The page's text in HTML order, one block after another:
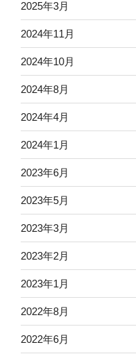
2025年3月
2024年11月
2024年10月
2024年8月
2024年4月
2024年1月
2023年6月
2023年5月
2023年3月
2023年2月
2023年1月
2022年8月
2022年6月